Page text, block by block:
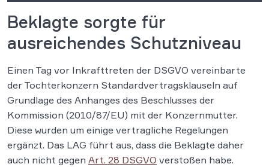
Beklagte sorgte für
ausreichendes Schutzniveau
Einen Tag vor Inkrafttreten der DSGVO vereinbarte
der Tochterkonzern Standardvertragsklauseln auf
Grundlage des Anhanges des Beschlusses der
Kommission (2010/87/EU) mit der Konzernmutter.
Diese wurden um einige vertragliche Regelungen
ergänzt. Das LAG führt aus, dass die Beklagte daher
auch nicht gegen Art. 28 DSGVO verstoßen habe.